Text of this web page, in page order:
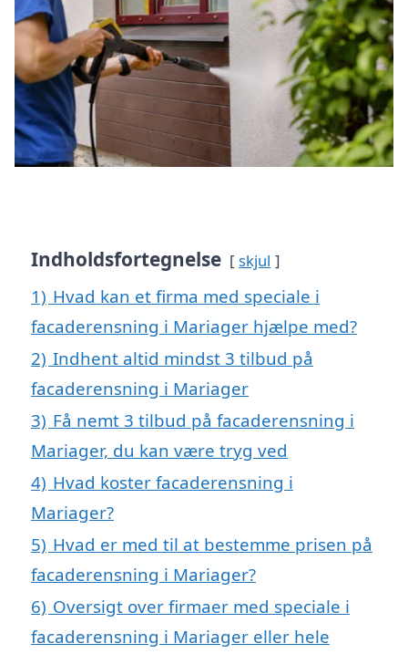
Indholdsfortegnelse skjul
1) Hvad kan et firma med speciale i
facaderensning i Mariager hjælpe med?
2) Indhent altid mindst 3 tilbud på
facaderensning i Mariager
3) Få nemt 3 tilbud på facaderensning i
Mariager, du kan være tryg ved
4) Hvad koster facaderensning i
Mariager?
5) Hvad er med til at bestemme prisen på
facaderensning i Mariager?
6) Oversigt over firmaer med speciale i
facaderensning i Mariager eller hele